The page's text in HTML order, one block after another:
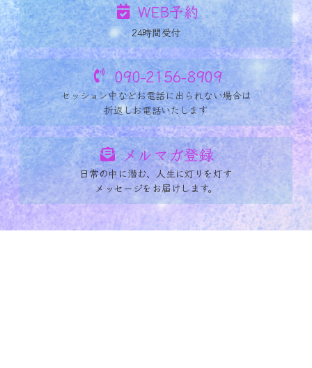
WEB予約
24時間受付
090-2156-8909
セッション中などお電話に出られない場合は
折返しお電話いたします
メルマガ登録
日常の中に潜む、人生に灯りを灯す
メッセージをお届けします。